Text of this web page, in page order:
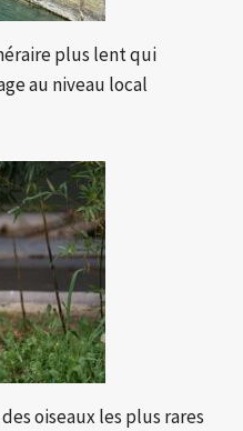
plus lent qui
au niveau local
oiseaux les plus rares